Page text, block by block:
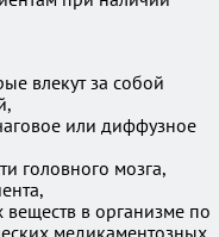
влекут за собой
или диффузное
головного мозга,
в организме по
медикаментозных